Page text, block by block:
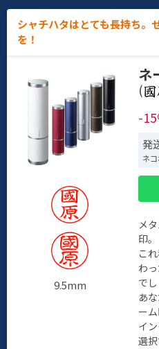
シャチハタはとても長持ち。
を！
9.5mm
ネ
(
-
発
ネ
メ
印。
こ
わ
で
あ
ーム
イ
選択